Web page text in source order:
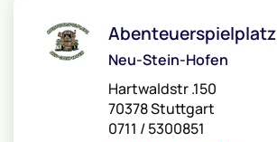
Abenteuerspielplatz
Neu-Stein-Hofen
Hartwaldstr .150
70378 Stuttgart
0711 / 5300851